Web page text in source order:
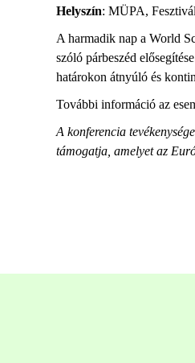
Helyszín: MÜPA,
A harmadik nap a World
szóló párbeszéd
határokon átnyúló és
További információ az
A konferencia
támogatja, amelyet az